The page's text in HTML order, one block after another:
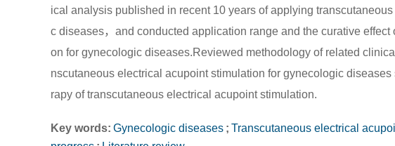
ical analysis published in recent 10 years of applying
c diseases，and conducted application range and the curative
on for gynecologic diseases.Reviewed methodology of related
nscutaneous electrical acupoint stimulation for gynecologic
rapy of transcutaneous electrical acupoint stimulation.
Key words: Gynecologic diseases ; Transcutaneous electrical